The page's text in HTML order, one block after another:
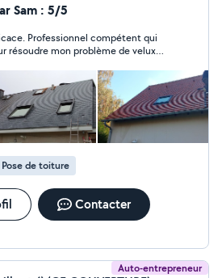
anti mousse hydrofuge
6 du m2 Forfait demoussage et
tarif 18 du m2 Toiture tuile
réparation ou dépose de
Sam : 5/5
Professionnel compétent qui
résoudre mon problème de velux
Pose de toiture
Contacter
Auto-entrepreneur